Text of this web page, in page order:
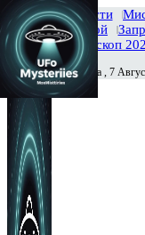
Главная Новости
Тайны вселенной
История
Гороскоп
Сегодня Пятница , 7